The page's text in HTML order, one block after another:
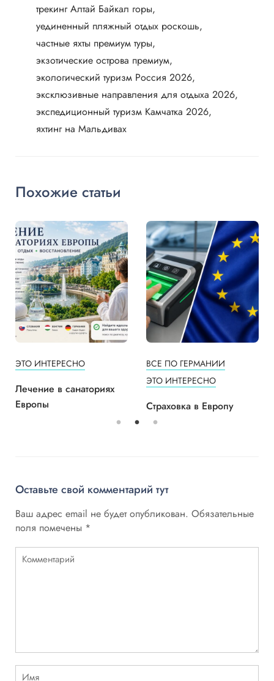
трекинг Алтай Байкал горы
уединенный пляжный отдых роскошь
частные яхты премиум туры
экзотические острова премиум
экологический туризм Россия 2026
эксклюзивные направления для отдыха 2026
экспедиционный туризм Камчатка 2026
яхтинг на Мальдивах
Похожие статьи
ЭТО ИНТЕРЕСНО
Лечение в санаториях
Европы
ВСЕ ПО ГЕРМАНИИ
ЭТО ИНТЕРЕСНО
Страховка в Европу
Оставьте свой комментарий тут
Ваш адрес email не будет опубликован. Обязательные
поля помечены *